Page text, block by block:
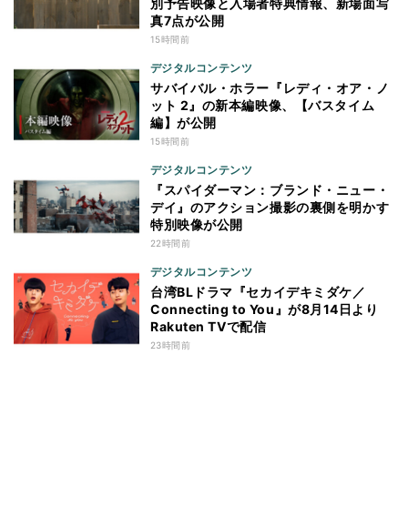
別予告映像と入場者特典情報、新場面写
真7点が公開
15時間前
デジタルコンテンツ
サバイバル・ホラー『レディ・オア・ノ
ット 2』の新本編映像、【バスタイム
編】が公開
15時間前
デジタルコンテンツ
『スパイダーマン：ブランド・ニュー・
デイ』のアクション撮影の裏側を明かす
特別映像が公開
22時間前
デジタルコンテンツ
台湾BLドラマ『セカイデキミダケ／
Connecting to You』が8月14日より
Rakuten TVで配信
23時間前